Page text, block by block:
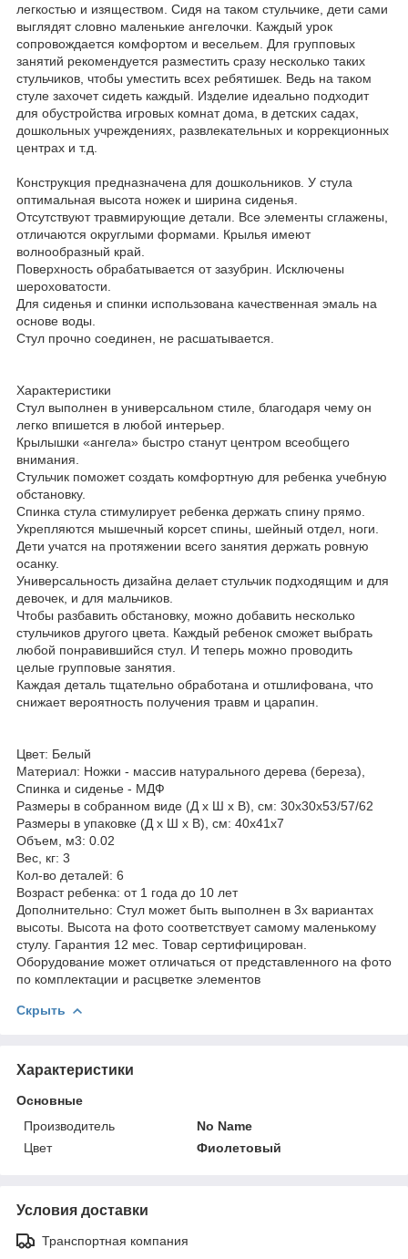
легкостью и изяществом. Сидя на таком стульчике, дети сами
выглядят словно маленькие ангелочки. Каждый урок
сопровождается комфортом и весельем. Для групповых
занятий рекомендуется разместить сразу несколько таких
стульчиков, чтобы уместить всех ребятишек. Ведь на таком
стуле захочет сидеть каждый. Изделие идеально подходит
для обустройства игровых комнат дома, в детских садах,
дошкольных учреждениях, развлекательных и коррекционных
центрах и т.д.
Конструкция предназначена для дошкольников. У стула
оптимальная высота ножек и ширина сиденья.
Отсутствуют травмирующие детали. Все элементы сглажены,
отличаются округлыми формами. Крылья имеют
волнообразный край.
Поверхность обрабатывается от зазубрин. Исключены
шероховатости.
Для сиденья и спинки использована качественная эмаль на
основе воды.
Стул прочно соединен, не расшатывается.
Характеристики
Стул выполнен в универсальном стиле, благодаря чему он
легко впишется в любой интерьер.
Крылышки «ангела» быстро станут центром всеобщего
внимания.
Стульчик поможет создать комфортную для ребенка учебную
обстановку.
Спинка стула стимулирует ребенка держать спину прямо.
Укрепляются мышечный корсет спины, шейный отдел, ноги.
Дети учатся на протяжении всего занятия держать ровную
осанку.
Универсальность дизайна делает стульчик подходящим и для
девочек, и для мальчиков.
Чтобы разбавить обстановку, можно добавить несколько
стульчиков другого цвета. Каждый ребенок сможет выбрать
любой понравившийся стул. И теперь можно проводить
целые групповые занятия.
Каждая деталь тщательно обработана и отшлифована, что
снижает вероятность получения травм и царапин.
Цвет: Белый
Материал: Ножки - массив натурального дерева (береза),
Спинка и сиденье - МДФ
Размеры в собранном виде (Д х Ш х В), см: 30х30х53/57/62
Размеры в упаковке (Д х Ш х В), см: 40х41х7
Объем, м3: 0.02
Вес, кг: 3
Кол-во деталей: 6
Возраст ребенка: от 1 года до 10 лет
Дополнительно: Стул может быть выполнен в 3х вариантах
высоты. Высота на фото соответствует самому маленькому
стулу. Гарантия 12 мес. Товар сертифицирован.
Оборудование может отличаться от представленного на фото
по комплектации и расцветке элементов
Скрыть
Характеристики
Основные
Производитель
No Name
Цвет
Фиолетовый
Условия доставки
Транспортная компания